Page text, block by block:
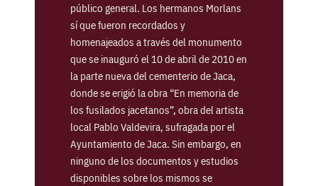
público general. Los hermanos Morlans
sí que fueron recordados y
homenajeados a través del monumento
que se inauguró el 10 de abril de 2010 en
la parte nueva del cementerio de Jaca,
donde se erigió la obra “En memoria de
los fusilados jacetanos”, obra del artista
local Pablo Valdevira, sufragada por el
Ayuntamiento de Jaca. Sin embargo, en
ninguno de los documentos y estudios
disponibles sobre los mismos se